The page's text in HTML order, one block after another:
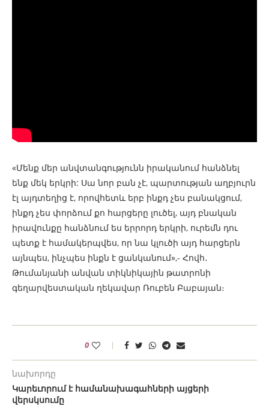
«Մենք մեր անվտանգությունն իրականում հանձնել
ենք մեկ երկրի: Սա նոր բան չէ, պարտության աղբյուրն
էլ այդտեղից է, որովհետև երբ ինքդ չես բանակցում,
ինքդ չես փորձում քո հարցերը լուծել, այդ բնական
իրավունքը հանձնում ես երրորդ երկրի, ուրեմն դու
պետք է համակերպվես, որ նա կլուծի այդ հարցերն
այնպես, ինչպես ինքն է ցանկանում»,- Հովհ․
Թումանյանի անվան տիկնիկային թատրոնի
գեղարվեստական ղեկավար Ռուբեն Բաբայան։
0
նախորդը
Կարեւորում է համանախագահների այցերի
վերսկսումը